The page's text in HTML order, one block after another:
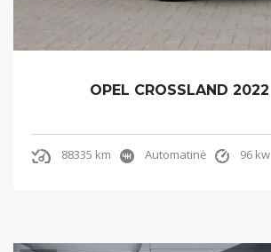
OPEL CROSSLAND 2022
88335 km Automatinė 96 kw